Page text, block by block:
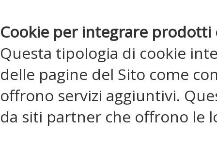
Cookie per integrare
Questa tipologia di cookie
delle pagine del Sito come
offrono servizi aggiuntivi.
da siti partner che offrono le